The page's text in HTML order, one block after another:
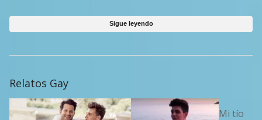
Sigue leyendo
Relatos Gay
Mi tío